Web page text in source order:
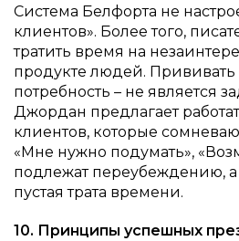
Система Белфорта не
клиентов». Более того,
тратить время на
продукте людей. Прививать
потребность – не является
Джордан предлагает
клиентов, которые
«Мне нужно подумать»,
подлежат переубеждению, а
пустая трата времени.
10. Принципы успешных